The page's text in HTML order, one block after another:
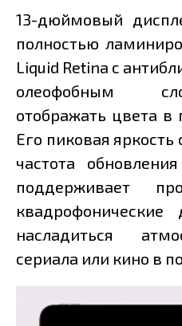
13-дюймовый
полностью
Liquid Retina с
олеофобным
отображать цвета в
Его пиковая яркость
частота
поддерживает
квадрофонические
насладиться
сериала или кино в